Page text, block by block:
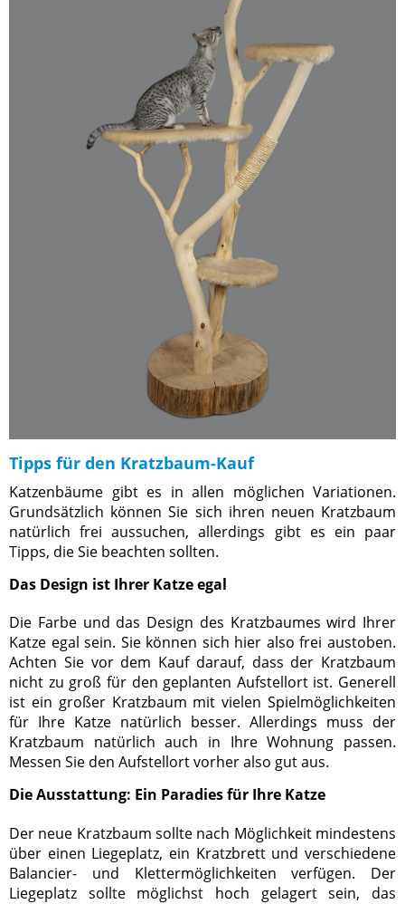
Tipps für den Kratzbaum-Kauf
Katzenbäume gibt es in allen möglichen Variationen.
Grundsätzlich können Sie sich ihren neuen Kratzbaum
natürlich frei aussuchen, allerdings gibt es ein paar
Tipps, die Sie beachten sollten.
Das Design ist Ihrer Katze egal
Die Farbe und das Design des Kratzbaumes wird Ihrer
Katze egal sein. Sie können sich hier also frei austoben.
Achten Sie vor dem Kauf darauf, dass der Kratzbaum
nicht zu groß für den geplanten Aufstellort ist. Generell
ist ein großer Kratzbaum mit vielen Spielmöglichkeiten
für Ihre Katze natürlich besser. Allerdings muss der
Kratzbaum natürlich auch in Ihre Wohnung passen.
Messen Sie den Aufstellort vorher also gut aus.
Die Ausstattung: Ein Paradies für Ihre Katze
Der neue Kratzbaum sollte nach Möglichkeit mindestens
über einen Liegeplatz, ein Kratzbrett und verschiedene
Balancier- und Klettermöglichkeiten verfügen. Der
Liegeplatz sollte möglichst hoch gelagert sein, das